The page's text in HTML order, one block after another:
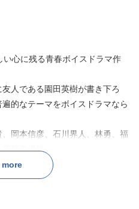
心に残る青春ボイスドラマ作
人である園田英樹が書き下ろ
的なテーマをボイスドラマなら
岡本信彦、石川界人、林勇、福
華声優陣。
テーマにはVOCALOIDプロデュ
ている蝶々Pが担当し、この作
more